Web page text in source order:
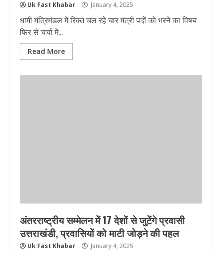
Uk Fast Khabar January 4, 2025
धामी मंत्रिमंडल में रिक्त चल रहे चार मंत्री पदों को भरने का विषय
फिर से चर्चा में...
Read More
अंतरराष्ट्रीय सम्मेलन में 17 देशों से जुटेंगे प्रवासी
उत्तराखंडी, प्रवासियों को माटी जोड़ने की पहल
Uk Fast Khabar January 4, 2025